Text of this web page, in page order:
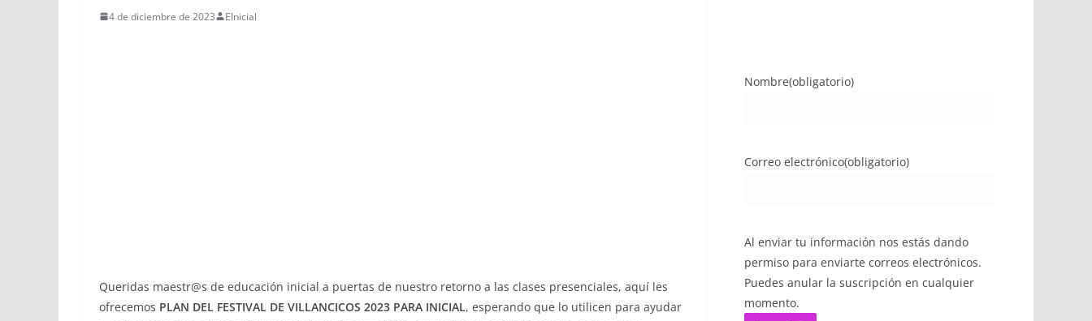
4 de diciembre de 2023 EInicial
Queridas maestr@s de educación inicial a puertas de nuestro retorno a las clases presenciales, aquí les
ofrecemos PLAN DEL FESTIVAL DE VILLANCICOS 2023 PARA INICIAL, esperando que lo utilicen para ayudar
Nombre(obligatorio)
Correo electrónico(obligatorio)
Al enviar tu información nos estás dando
permiso para enviarte correos electrónicos.
Puedes anular la suscripción en cualquier
momento.